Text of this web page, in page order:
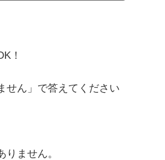
！
せん」で答えてください
ません。